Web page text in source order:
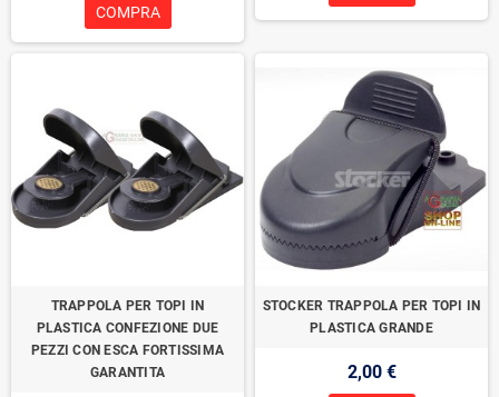
COMPRA
TRAPPOLA PER TOPI IN
PLASTICA CONFEZIONE DUE
PEZZI CON ESCA FORTISSIMA
GARANTITA
STOCKER TRAPPOLA PER TOPI IN
PLASTICA GRANDE
2,00 €